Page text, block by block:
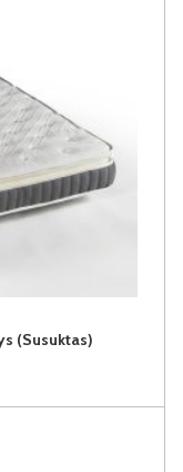
(Susuktas)